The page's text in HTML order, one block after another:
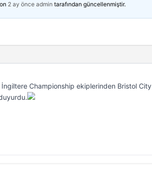
2 ay önce admin tarafından güncellenmiştir.
Championship ekiplerinden Bristol City